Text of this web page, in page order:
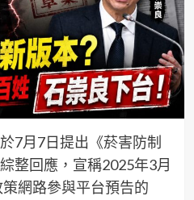
7月7日提出《菸害防制
整回應，宣稱2025年3月
網路參與平台預告的